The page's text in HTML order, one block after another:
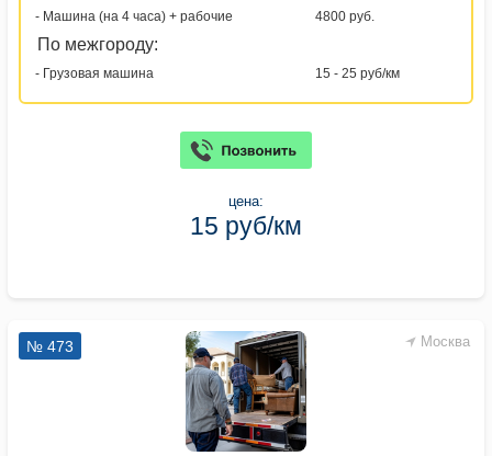
- Машина (на 4 часа) + рабочие
4800 руб.
По межгороду:
- Грузовая машина 15 - 25 руб/км
цена:
15 руб/км
Москва
№ 473